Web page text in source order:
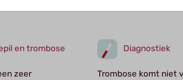
en trombose
zeer
Diagnostiek
Trombose komt niet